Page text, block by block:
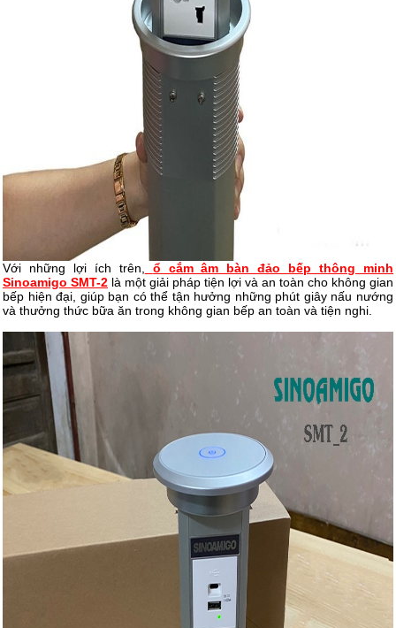
Với những lợi ích trên,
ổ cắm âm bàn đảo bếp thông minh
Sinoamigo SMT-2 là một giải pháp tiện lợi và an toàn cho không gian
bếp hiện đại, giúp bạn có thể tận hưởng những phút giây nấu nướng
và thưởng thức bữa ăn trong không gian bếp an toàn và tiện nghi.